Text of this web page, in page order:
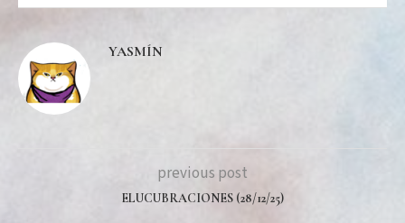
YASMÍN
previous post
ELUCUBRACIONES (28/12/25)